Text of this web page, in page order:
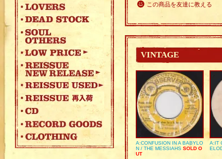
この商品を友達に教える
VINTAGE
A:CONFUSION IN A BABYLO
N / THE MESSIAHS SOLD O
UT
A:IT